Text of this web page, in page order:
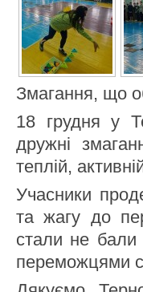
Змагання, що
18 грудня у
дружні
теплій,
Учасники
та жагу до
стали не бали
переможцями